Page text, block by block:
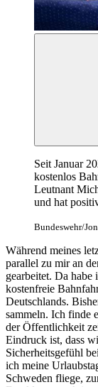
Seit Januar
kostenlos
Leutnant
und hat
Bundeswehr/
Während meines
parallel zu mir an
gearbeitet. Da habe
kostenfreie
Deutschlands.
sammeln. Ich finde
der Öffentlichkeit
Eindruck ist, dass
Sicherheitsgefühl
ich meine
Schweden fliege,